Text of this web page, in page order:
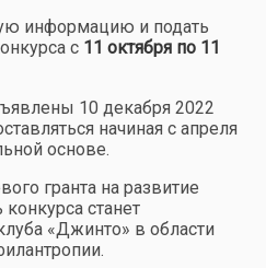
информацию и подать
с 11 октября по 11
10 декабря 2022
начиная с апреля
основе.
гранта на развитие
станет
«Джинто» в области